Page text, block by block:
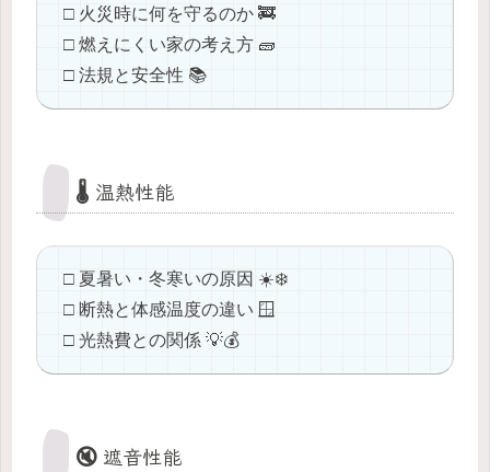
□ 火災時に何を守るのか 🚒
□ 燃えにくい家の考え方 🧱
□ 法規と安全性 📚
🌡️ 温熱性能
□ 夏暑い・冬寒いの原因 ☀️❄️
□ 断熱と体感温度の違い 🪟
□ 光熱費との関係 💡💰
🔇 遮音性能